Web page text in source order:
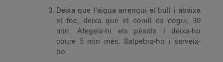
Deixa que l’aigua arrenqui el bull i abaixa
el foc; deixa que el conill es cogui, 30
min. Afegeix-hi els pèsols i deixa-ho
coure 5 min més. Salpebra-ho i serveix-
ho.